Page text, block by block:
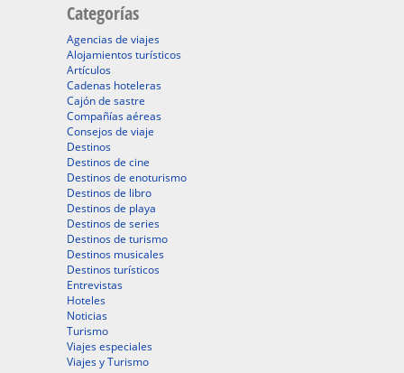
Categorías
Agencias de viajes
Alojamientos turísticos
Artículos
Cadenas hoteleras
Cajón de sastre
Compañías aéreas
Consejos de viaje
Destinos
Destinos de cine
Destinos de enoturismo
Destinos de libro
Destinos de playa
Destinos de series
Destinos de turismo
Destinos musicales
Destinos turísticos
Entrevistas
Hoteles
Noticias
Turismo
Viajes especiales
Viajes y Turismo